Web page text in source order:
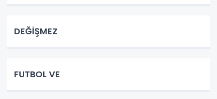
DEĞİŞMEZ
FUTBOL VE